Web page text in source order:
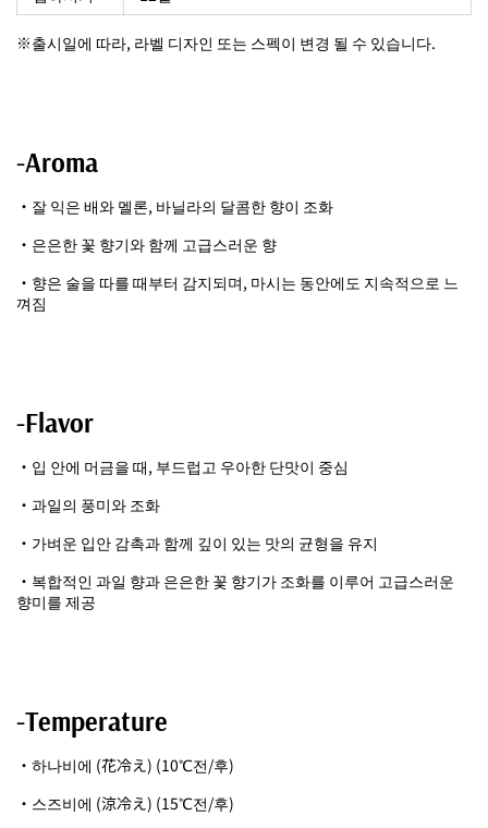
※출시일에 따라, 라벨 디자인 또는 스펙이 변경 될 수 있습니다.
-Aroma
・ 잘 익은 배와 멜론, 바닐라의 달콤한 향이 조화
・ 은은한 꽃 향기와 함께 고급스러운 향
・ 향은 술을 따를 때부터 감지되며, 마시는 동안에도 지속적으로 느
껴짐
-Flavor
・입 안에 머금을 때, 부드럽고 우아한 단맛이 중심
・과일의 풍미와 조화
・가벼운 입안 감촉과 함께 깊이 있는 맛의 균형을 유지
・복합적인 과일 향과 은은한 꽃 향기가 조화를 이루어 고급스러운
향미를 제공
-Temperature
・하나비에 (花冷え) (10℃전/후)
・스즈비에 (涼冷え) (15℃전/후)